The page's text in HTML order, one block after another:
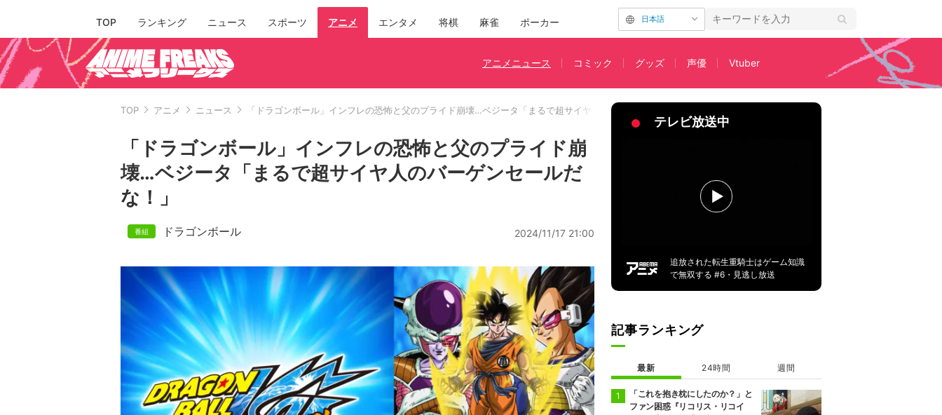
TOP ランキング ニュース スポーツ アニメ エンタメ 将棋 麻雀 ポーカー 日本語
アニメニュース コミック グッズ 声優 Vtuber
TOP アニメ ニュース 「ドラゴンボール」インフレの恐怖と父のプライド崩壊…ベジータ「まるで超サイヤ人のバーゲンセールだな！」
「ドラゴンボール」インフレの恐怖と父のプライド崩
壊…ベジータ「まるで超サイヤ人のバーゲンセールだ
な！」
ドラゴンボール 2024/11/17 21:00
テレビ放送中
追放された転生重騎士はゲーム知識
で無双する #6・見逃し放送
記事ランキング
最新 24時間 週間
「これを抱き枕にしたのか？」と
ファン困惑『リコリス・リコイ